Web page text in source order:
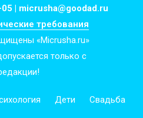
| micrusha@goodad.ru
требования
«Micrusha.ru»
только с
Дети Свадьба